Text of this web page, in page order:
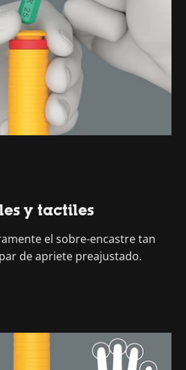
y tactiles
el sobre-encastre tan
de apriete preajustado.